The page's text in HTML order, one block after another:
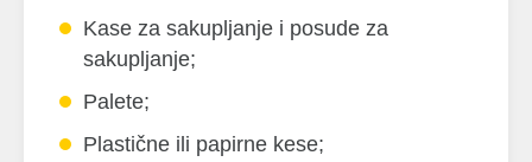
Kase za sakupljanje i posude za
sakupljanje;
Palete;
Plastične ili papirne kese;